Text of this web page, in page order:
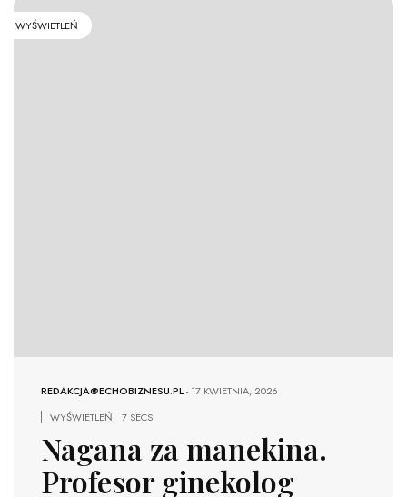
WYŚWIETLEŃ
REDAKCJA@ECHOBIZNESU.PL-17 KWIETNIA, 2026
WYŚWIETLEŃ
7 SECS
Nagana za manekina.
Profesor ginekolog